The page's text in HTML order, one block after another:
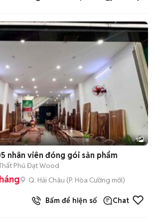
1
nhân viên đóng gói sản phẩm
Phú Đạt Wood
Q. Hải Châu (P. Hòa Cường mới)
Bấm để hiện số Chat